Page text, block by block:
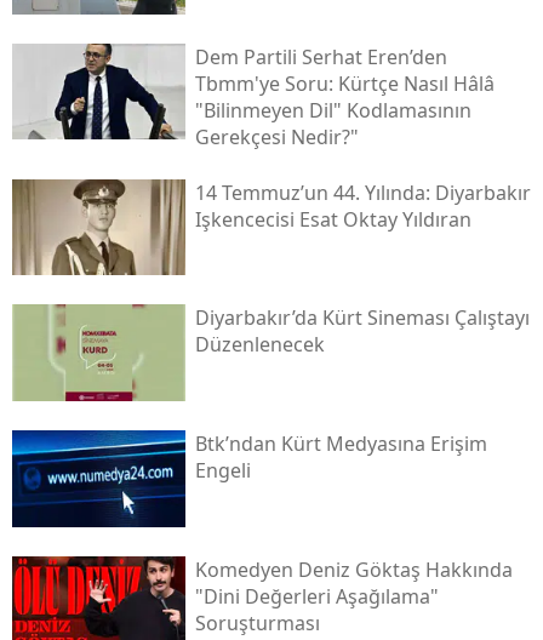
Dem Partili Serhat Eren’den
Tbmm'ye Soru: Kürtçe Nasıl Hâlâ
"bilinmeyen Dil" Kodlamasının
Gerekçesi Nedir?"
14 Temmuz’un 44. Yılında: Diyarbakır
Işkencecisi Esat Oktay Yıldıran
Diyarbakır’da Kürt Sineması Çalıştayı
Düzenlenecek
Btk’ndan Kürt Medyasına Erişim
Engeli
Komedyen Deniz Göktaş Hakkında
"dini Değerleri Aşağılama"
Soruşturması